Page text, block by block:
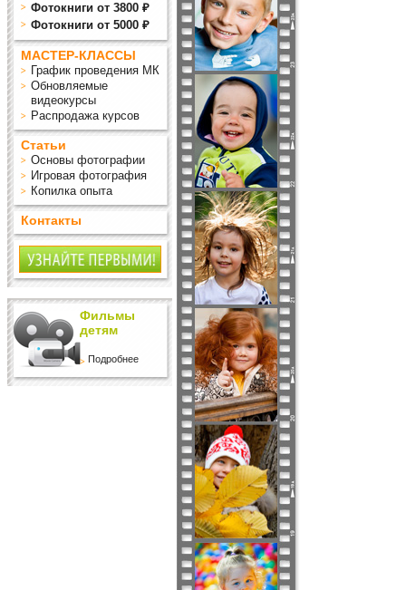
Фотокниги от 3800 ₽
Фотокниги от 5000 ₽
МАСТЕР-КЛАССЫ
График проведения МК
Обновляемые
видеокурсы
Распродажа курсов
Статьи
Основы фотографии
Игровая фотография
Копилка опыта
Контакты
Фильмы
детям
Подробнее